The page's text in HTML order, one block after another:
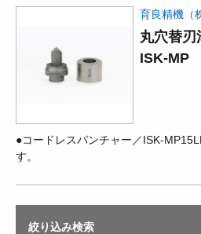
育良精機（
丸穴替
ISK-MP
●コードレスパンチャー／ISK-
す。
絞り込み検索